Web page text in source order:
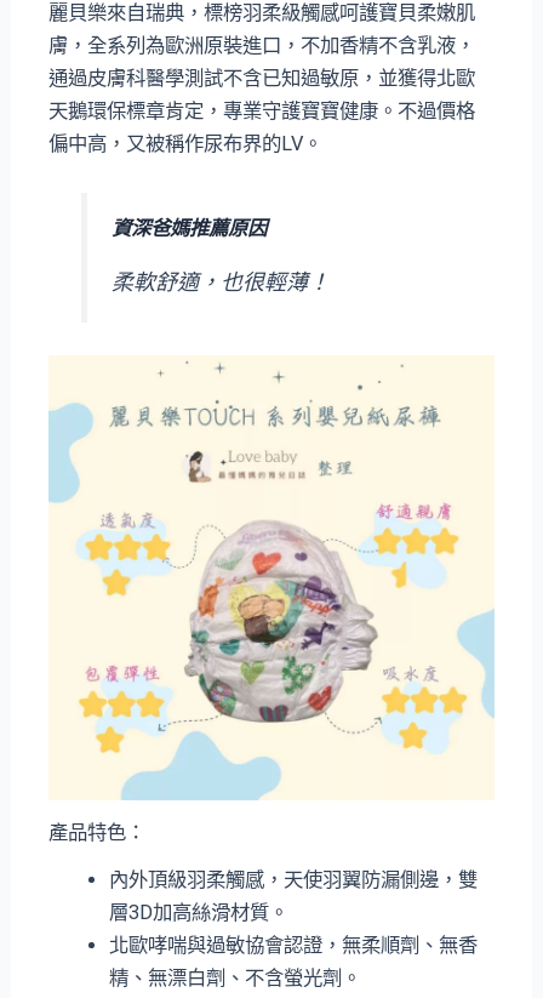
麗貝樂來自瑞典，標榜羽柔級觸感呵護寶貝柔嫩肌
膚，全系列為歐洲原裝進口，不加香精不含乳液，
通過皮膚科醫學測試不含已知過敏原，並獲得北歐
天鵝環保標章肯定，專業守護寶寶健康。不過價格
偏中高，又被稱作尿布界的LV。
資深爸媽推薦原因
柔軟舒適，也很輕薄！
產品特色：
內外頂級羽柔觸感，天使羽翼防漏側邊，雙
層3D加高絲滑材質。
北歐哮喘與過敏協會認證，無柔順劑、無香
精、無漂白劑、不含螢光劑。